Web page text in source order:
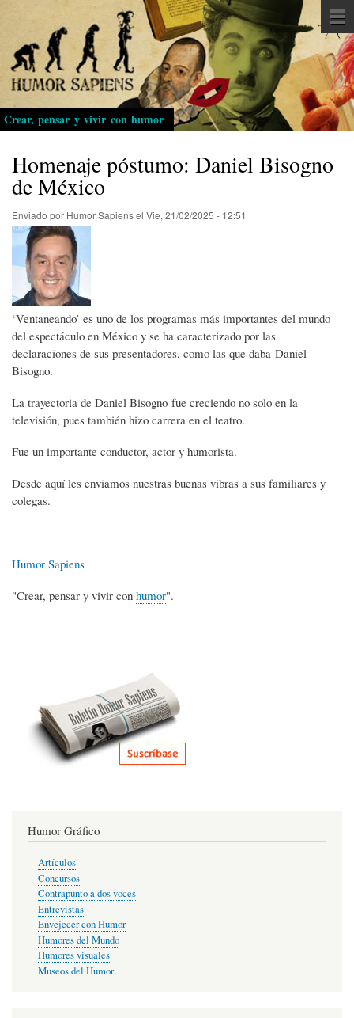
Pasar
al
contenido
principal
Crear, pensar y vivir con humor
Homenaje póstumo: Daniel Bisogno
de México
Enviado por Humor Sapiensel Vie, 21/02/2025 - 12:51
‘Ventaneando’ es uno de los programas más importantes del mundo
del espectáculo en México y se ha caracterizado por las
declaraciones de sus presentadores, como las que daba Daniel
Bisogno.
La trayectoria de Daniel Bisogno fue creciendo no solo en la
televisión, pues también hizo carrera en el teatro.
Fue un importante conductor, actor y humorista.
Desde aquí les enviamos nuestras buenas vibras a sus familiares y
colegas.
Humor Sapiens
"Crear, pensar y vivir con humor".
Humor Gráfico
Artículos
Concursos
Contrapunto a dos voces
Entrevistas
Envejecer con Humor
Humores del Mundo
Humores visuales
Museos del Humor